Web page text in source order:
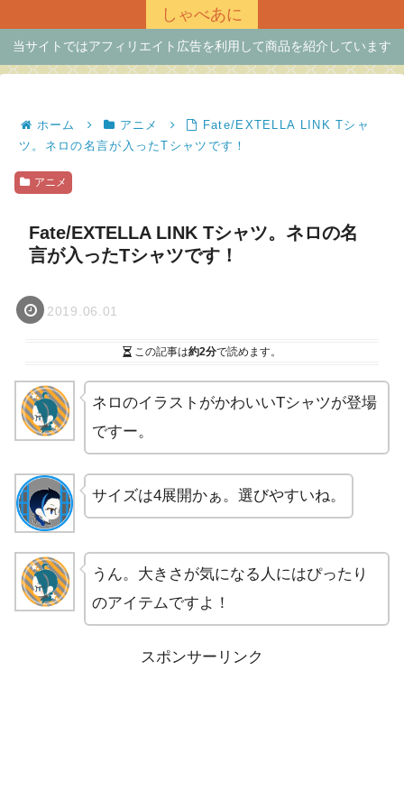
しゃべあに
当サイトではアフィリエイト広告を利用して商品を紹介しています
ホーム アニメ
Fate/EXTELLA LINK Tシャ
ツ。ネロの名言が入ったTシャツです！
アニメ
Fate/EXTELLA LINK Tシャツ。ネロの名
言が入ったTシャツです！
2019.06.01
この記事は約2分で読めます。
ネロのイラストがかわいいTシャツが登場
ですー。
サイズは4展開かぁ。選びやすいね。
うん。大きさが気になる人にはぴったり
のアイテムですよ！
スポンサーリンク